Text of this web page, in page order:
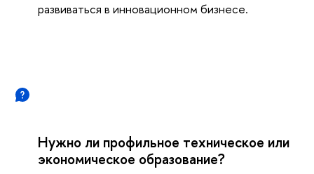
развиваться в инновационном бизнесе.
Нужно ли профильное техническое или
экономическое образование?